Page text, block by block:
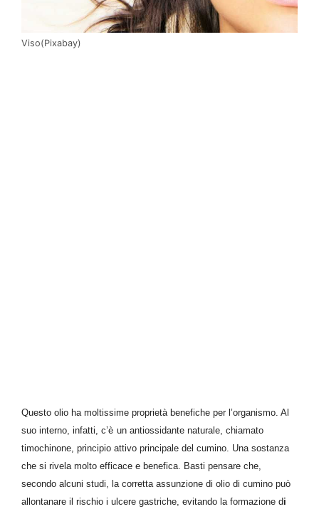
Viso(Pixabay)
Questo olio ha moltissime proprietà benefiche per l’organismo. Al
suo interno, infatti, c’è un antiossidante naturale, chiamato
timochinone, principio attivo principale del cumino Una sostanza
che si rivela molto efficace e benefica. Basti pensare che,
secondo alcuni studi, la corretta assunzione di olio di cumino può
allontanare il rischio i ulcere gastriche, evitando la formazione di